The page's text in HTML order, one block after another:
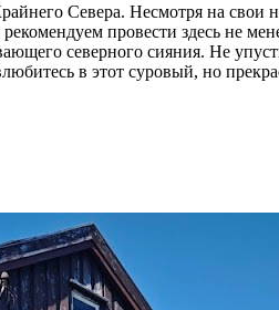
Севера. Несмотря на свои
провести здесь не
северного сияния. Не
в этот суровый, но